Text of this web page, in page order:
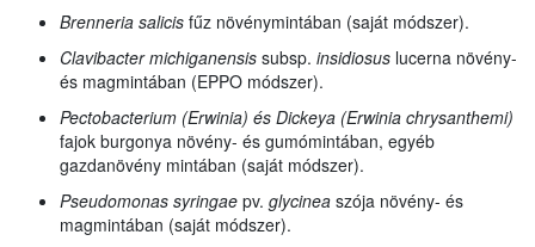
Brenneria salicis fűz növénymintában (saját módszer).
Clavibacter michiganensis subsp. insidiosus lucerna növény-
és magmintában (EPPO módszer).
Pectobacterium (Erwinia) és Dickeya (Erwinia chrysanthemi)
fajok burgonya növény- és gumómintában, egyéb
gazdanövény mintában (saját módszer).
Pseudomonas syringae pv. glycinea szója növény- és
magmintában (saját módszer).